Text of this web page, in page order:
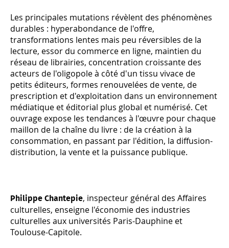
Les principales mutations révèlent des phénomènes
durables : hyperabondance de l'offre,
transformations lentes mais peu réversibles de la
lecture, essor du commerce en ligne, maintien du
réseau de librairies, concentration croissante des
acteurs de l'oligopole à côté d'un tissu vivace de
petits éditeurs, formes renouvelées de vente, de
prescription et d'exploitation dans un environnement
médiatique et éditorial plus global et numérisé. Cet
ouvrage expose les tendances à l'œuvre pour chaque
maillon de la chaîne du livre : de la création à la
consommation, en passant par l'édition, la diffusion-
distribution, la vente et la puissance publique.
Philippe Chantepie, inspecteur général des Affaires
culturelles, enseigne l'économie des industries
culturelles aux universités Paris-Dauphine et
Toulouse-Capitole.